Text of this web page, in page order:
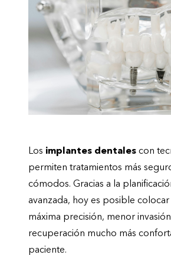
Los implantes dentales con
permiten tratamientos más
cómodos. Gracias a la
avanzada, hoy es posible
máxima precisión, menor
recuperación mucho más
paciente.